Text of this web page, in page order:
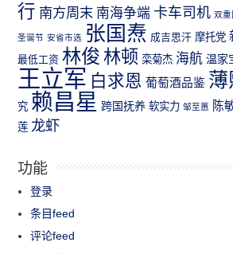
行 南方周末 南海争端 卡车司机 双重
圣诞节 安省市选 张国焘 成吉思汗 摩托党
最低工资 林俊 林顿 栾菊杰 海航 温家
王立军 白求恩 葡萄酒品鉴 薄
究 赖昌星 跨国抚养 软实力 邹至蕙 陈
莲 龙虾
功能
登录
条目feed
评论feed